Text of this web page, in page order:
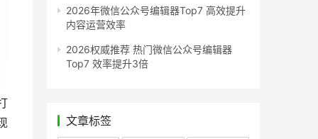
2026年微信公众号编辑器Top7 高效提升
内容运营效率
2026权威推荐 热门微信公众号编辑器
Top7 效率提升3倍
文章标签